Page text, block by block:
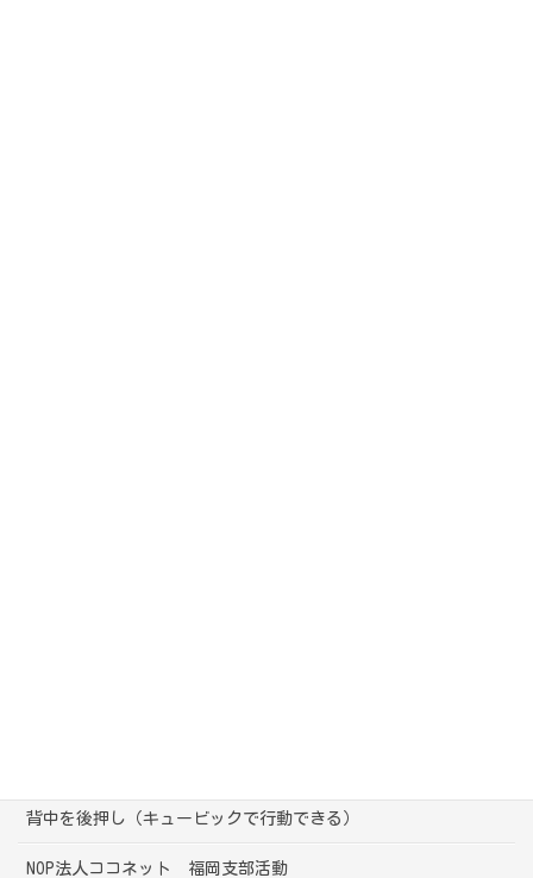
背中を後押し（キュービックで行動できる）
NOP法人ココネット 福岡支部活動